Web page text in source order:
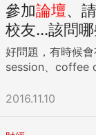
參加論壇、
校友...該問
好問題，有時候
session、coffee
2016.11.10